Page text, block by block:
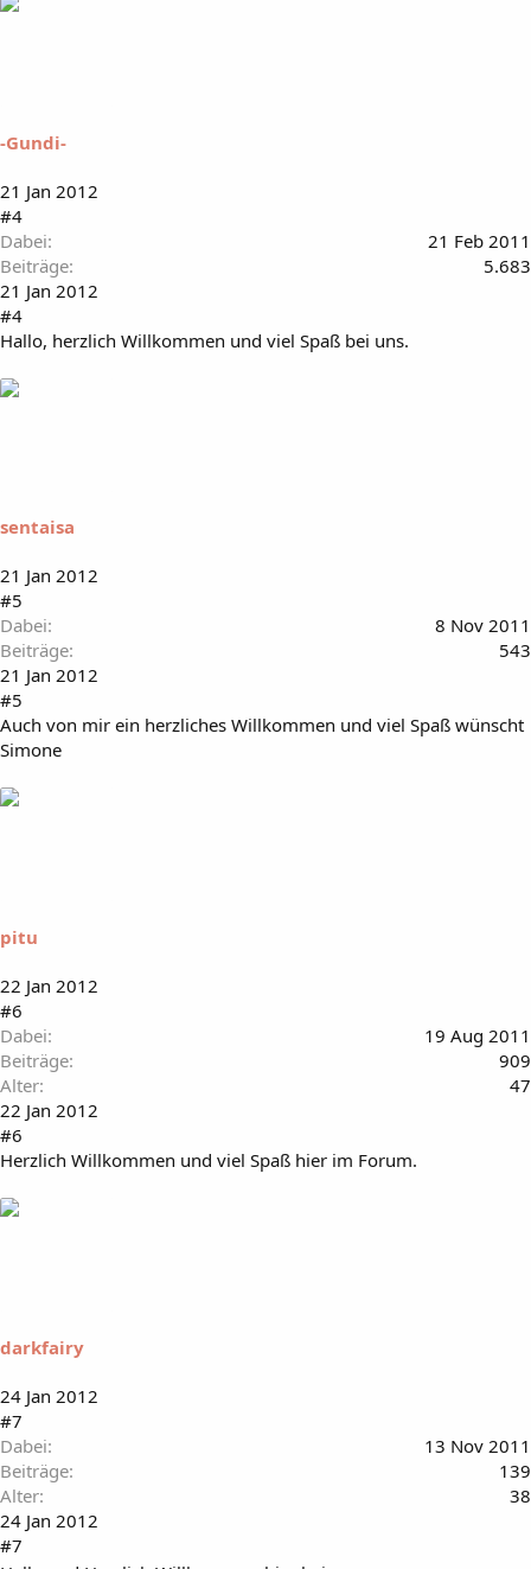
-Gundi-
21 Jan 2012
#4
Dabei
21 Feb 2011
Beiträge
5.683
21 Jan 2012
#4
Hallo, herzlich Willkommen und viel Spaß bei uns.
sentaisa
21 Jan 2012
#5
Dabei
8 Nov 2011
Beiträge
543
21 Jan 2012
#5
Auch von mir ein herzliches Willkommen und viel Spaß wünscht
Simone
pitu
22 Jan 2012
#6
Dabei
19 Aug 2011
Beiträge
909
Alter
47
22 Jan 2012
#6
Herzlich Willkommen und viel Spaß hier im Forum.
darkfairy
24 Jan 2012
#7
Dabei
13 Nov 2011
Beiträge
139
Alter
38
24 Jan 2012
#7